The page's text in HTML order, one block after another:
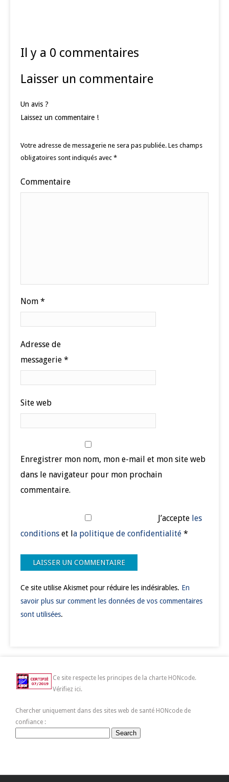
Il y a 0 commentaires
Laisser un commentaire
Un avis ?
Laissez un commentaire !
Votre adresse de messagerie ne sera pas publiée. Les champs
obligatoires sont indiqués avec *
Commentaire
Nom *
Adresse de
messagerie *
Site web
Enregistrer mon nom, mon e-mail et mon site web
dans le navigateur pour mon prochain
commentaire.
J’accepte les
conditions et la politique de confidentialité *
Ce site utilise Akismet pour réduire les indésirables. En
savoir plus sur comment les données de vos commentaires
sont utilisées.
Ce site respecte les principes de la charte HONcode.
Vérifiez ici.
Chercher uniquement dans des sites web de santé HONcode de
confiance :